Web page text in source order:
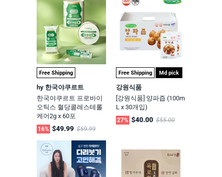
Free Shipping
hy 한국야쿠르트
한국야쿠르트 프로바이
오틱스 혈당콜레스테롤
케어2g x 60포
16% $49.99 $59.99
Free Shipping Md pick
강원식품
[강원식품] 양파즙 (100m
L x 30개입)
27% $40.00 $55.00